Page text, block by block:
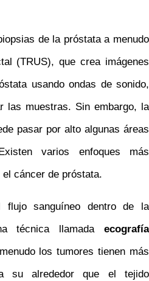
de la próstata a menudo
(TRUS), que crea imágenes
usando ondas de sonido,
las muestras. Sin embargo, la
pasar por alto algunas áreas
varios enfoques más
cáncer de próstata.
flujo sanguíneo dentro de la
técnica llamada ecografía
los tumores tienen más
su alrededor que el tejido